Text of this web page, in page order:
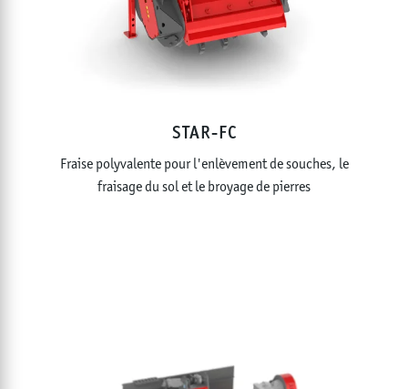
STAR-FC
Fraise polyvalente pour l'enlèvement de souches, le
fraisage du sol et le broyage de pierres